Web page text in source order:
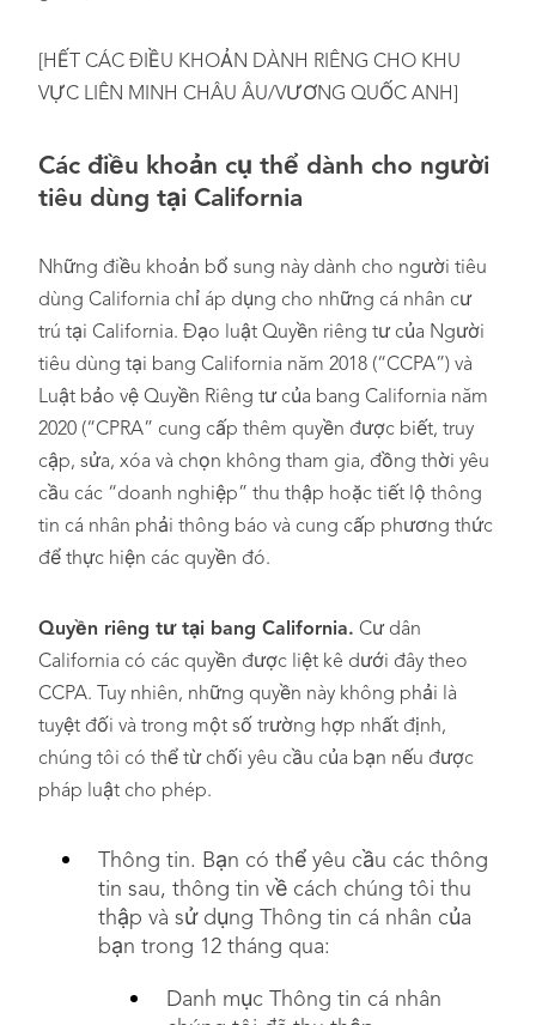
[HẾT CÁC ĐIỀU KHOẢN DÀNH RIÊNG CHO KHU
VỰC LIÊN MINH CHÂU ÂU/VƯƠNG QUỐC ANH]
Các điều khoản cụ thể dành cho người
tiêu dùng tại California
Những điều khoản bổ sung này dành cho người tiêu
dùng California chỉ áp dụng cho những cá nhân cư
trú tại California. Đạo luật Quyền riêng tư của Người
tiêu dùng tại bang California năm 2018 (“CCPA”) và
Luật bảo vệ Quyền Riêng tư của bang California năm
2020 (“CPRA” cung cấp thêm quyền được biết, truy
cập, sửa, xóa và chọn không tham gia, đồng thời yêu
cầu các “doanh nghiệp” thu thập hoặc tiết lộ thông
tin cá nhân phải thông báo và cung cấp phương thức
để thực hiện các quyền đó.
Quyền riêng tư tại bang California. Cư dân
California có các quyền được liệt kê dưới đây theo
CCPA. Tuy nhiên, những quyền này không phải là
tuyệt đối và trong một số trường hợp nhất định,
chúng tôi có thể từ chối yêu cầu của bạn nếu được
pháp luật cho phép.
Thông tin. Bạn có thể yêu cầu các thông
tin sau, thông tin về cách chúng tôi thu
thập và sử dụng Thông tin cá nhân của
bạn trong 12 tháng qua:
Danh mục Thông tin cá nhân